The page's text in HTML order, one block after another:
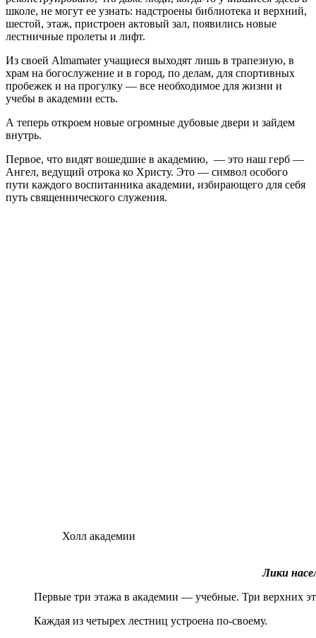
школе, не могут ее узнать: надстроены библиотека и верхний,
шестой, этаж, пристроен актовый зал, появились новые
лестничные пролеты и лифт.
Из своей Almamater учащиеся выходят лишь в трапезную, в
храм на богослужение и в город, по делам, для спортивных
пробежек и на прогулку — все необходимое для жизни и
учебы в академии есть.
А теперь откроем новые огромные дубовые двери и зайдем
внутрь.
Первое, что видят вошедшие в академию, — это наш герб —
Ангел, ведущий отрока ко Христу. Это — символ особого
пути каждого воспитанника академии, избирающего для себя
путь священнического служения.
Холл академии
Лики
Первые три этажа в академии — учебные. Три верхних
Каждая из четырех лестниц устроена по-своему.